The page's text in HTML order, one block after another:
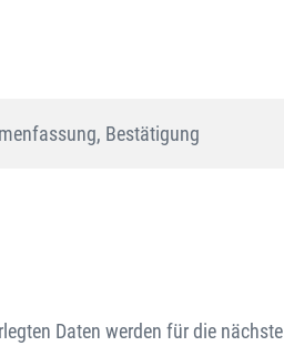
Bestätigung
Daten werden für die nächste